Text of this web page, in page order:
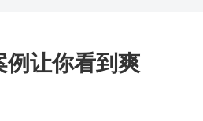
例让你看到爽